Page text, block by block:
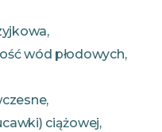
wód płodowych,
ciążowej,